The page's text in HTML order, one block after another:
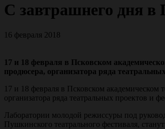
С завтрашнего дня в
16 февраля 2018
17 и 18 февраля в Псковском
продюсера, организатора ряда
17 и 18 февраля в Псковском академическом
организатора ряда театральных проектов и
Лаборатории молодой режиссуры под
Пушкинского театрального фестиваля,